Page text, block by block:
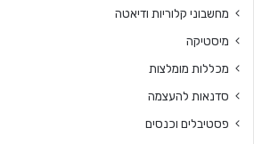
מחשבוני קלוריות ודיאטה
מיסטיקה
מכללות מומלצות
סדנאות להעצמה
פסטיבלים וכנסים